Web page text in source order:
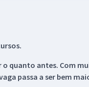
quanto antes. Com
passa a ser bem